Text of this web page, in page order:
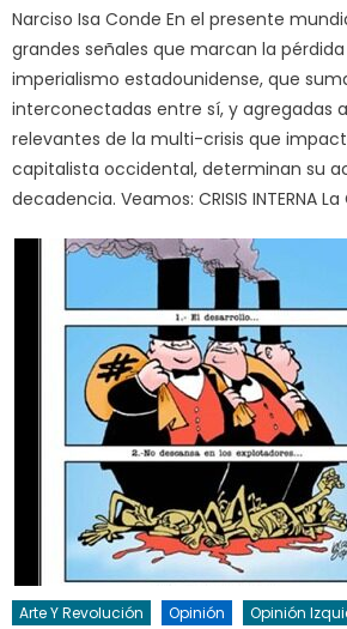
Narciso Isa Conde En el presente
grandes señales que marcan la
imperialismo estadounidense, que
interconectadas entre sí, y agregadas
relevantes de la multi-crisis que
capitalista occidental, determinan su
decadencia. Veamos: CRISIS INTERNA
Arte Y Revolución Opinión Opinión